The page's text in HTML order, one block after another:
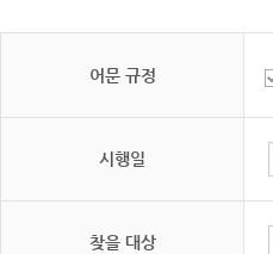
어문 규정
시행일
찾을 대상